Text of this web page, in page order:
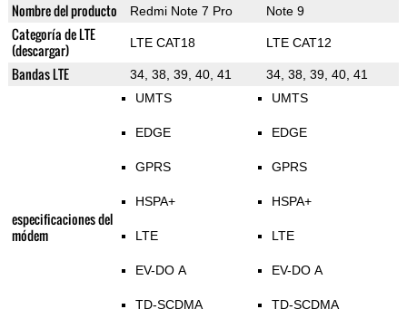
Nombre del producto Redmi Note 7 Pro Note 9
Categoría de LTE
(descargar)
LTE CAT18 LTE CAT12
Bandas LTE 34, 38, 39, 40, 41 34, 38, 39, 40, 41
especificaciones del
módem
UMTS
EDGE
GPRS
HSPA+
LTE
EV-DO A
TD-SCDMA
UMTS
EDGE
GPRS
HSPA+
LTE
EV-DO A
TD-SCDMA